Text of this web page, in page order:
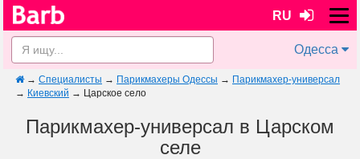
RU
Одесса
→ Специалисты → Парикмахеры Одессы → Парикмахер-универсал
→ Киевский → Царское село
Парикмахер-универсал в Царском
селе